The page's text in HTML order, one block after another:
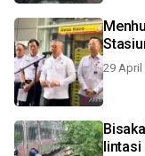
29 April
lintasi